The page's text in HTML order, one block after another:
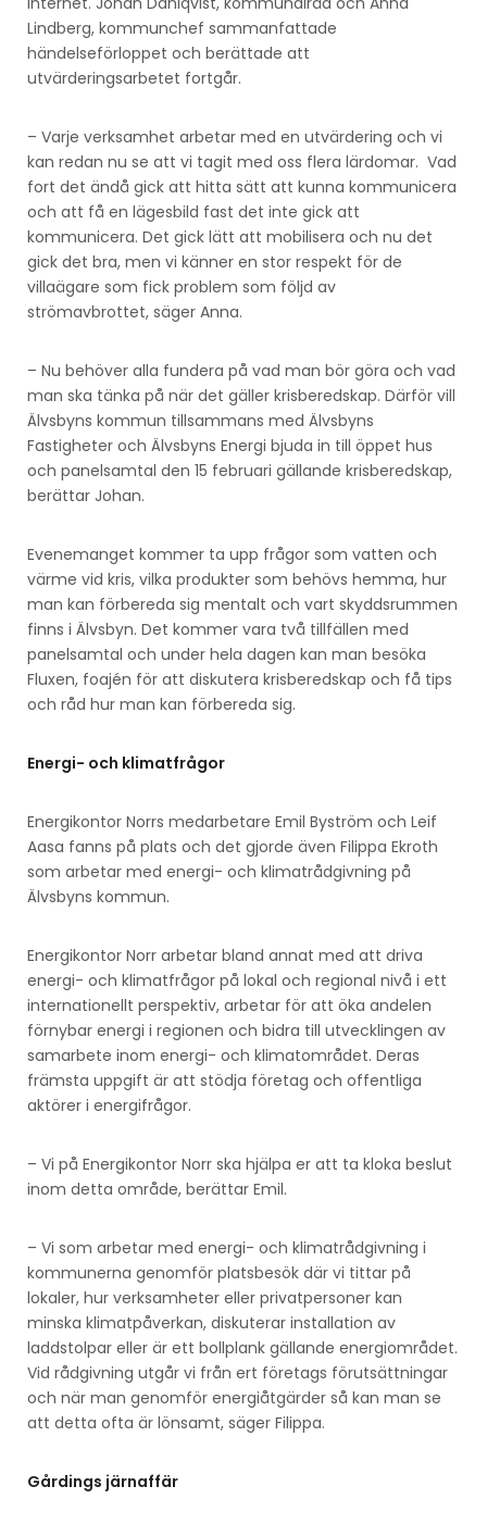
Lindberg, kommunchef sammanfattade
händelseförloppet och berättade att
utvärderingsarbetet fortgår.
– Varje verksamhet arbetar med en utvärdering och vi
kan redan nu se att vi tagit med oss flera lärdomar. Vad
fort det ändå gick att hitta sätt att kunna kommunicera
och att få en lägesbild fast det inte gick att
kommunicera. Det gick lätt att mobilisera och nu det
gick det bra, men vi känner en stor respekt för de
villaägare som fick problem som följd av
strömavbrottet, säger Anna.
– Nu behöver alla fundera på vad man bör göra och vad
man ska tänka på när det gäller krisberedskap. Därför vill
Älvsbyns kommun tillsammans med Älvsbyns
Fastigheter och Älvsbyns Energi bjuda in till öppet hus
och panelsamtal den 15 februari gällande krisberedskap,
berättar Johan.
Evenemanget kommer ta upp frågor som vatten och
värme vid kris, vilka produkter som behövs hemma, hur
man kan förbereda sig mentalt och vart skyddsrummen
finns i Älvsbyn. Det kommer vara två tillfällen med
panelsamtal och under hela dagen kan man besöka
Fluxen, foajén för att diskutera krisberedskap och få tips
och råd hur man kan förbereda sig.
Energi- och klimatfrågor
Energikontor Norrs medarbetare Emil Byström och Leif
Aasa fanns på plats och det gjorde även Filippa Ekroth
som arbetar med energi- och klimatrådgivning på
Älvsbyns kommun.
Energikontor Norr arbetar bland annat med att driva
energi- och klimatfrågor på lokal och regional nivå i ett
internationellt perspektiv, arbetar för att öka andelen
förnybar energi i regionen och bidra till utvecklingen av
samarbete inom energi- och klimatområdet. Deras
främsta uppgift är att stödja företag och offentliga
aktörer i energifrågor.
– Vi på Energikontor Norr ska hjälpa er att ta kloka beslut
inom detta område, berättar Emil.
– Vi som arbetar med energi- och klimatrådgivning i
kommunerna genomför platsbesök där vi tittar på
lokaler, hur verksamheter eller privatpersoner kan
minska klimatpåverkan, diskuterar installation av
laddstolpar eller är ett bollplank gällande energiområdet.
Vid rådgivning utgår vi från ert företags förutsättningar
och när man genomför energiåtgärder så kan man se
att detta ofta är lönsamt, säger Filippa.
Gårdings järnaffär